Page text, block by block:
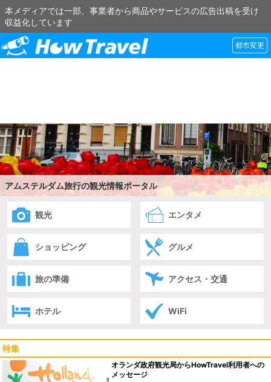
本メディアでは一部、事業者から商品やサービスの広告出稿を受け
収益化しています
都市変更
アムステルダム旅行の観光情報ポータル
観光 エンタメ
ショッピング グルメ
旅の準備 アクセス・交通
ホテル WiFi
特集
オランダ政府観光局からHowTravel利用者への
メッセージ